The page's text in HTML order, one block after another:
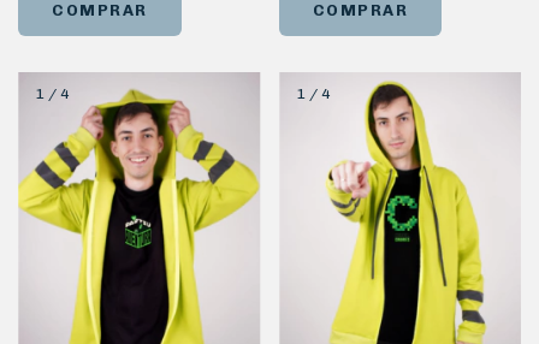
COMPRAR COMPRAR
1 / 4 1/ 4